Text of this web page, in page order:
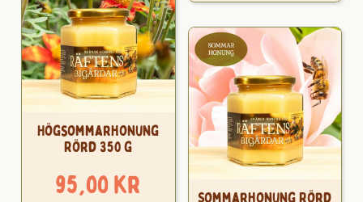
Högsommarhonung
Rörd 350 g
95,00kr
Sommarhonung Rörd